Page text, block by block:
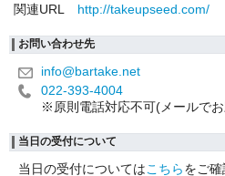
関連URL
http://takeupseed.com/
お問い合わせ先
info@bartake.net
022-393-4004
※原則電話対応不可(メールで
当日の受付について
当日の受付についてはこちらをご確